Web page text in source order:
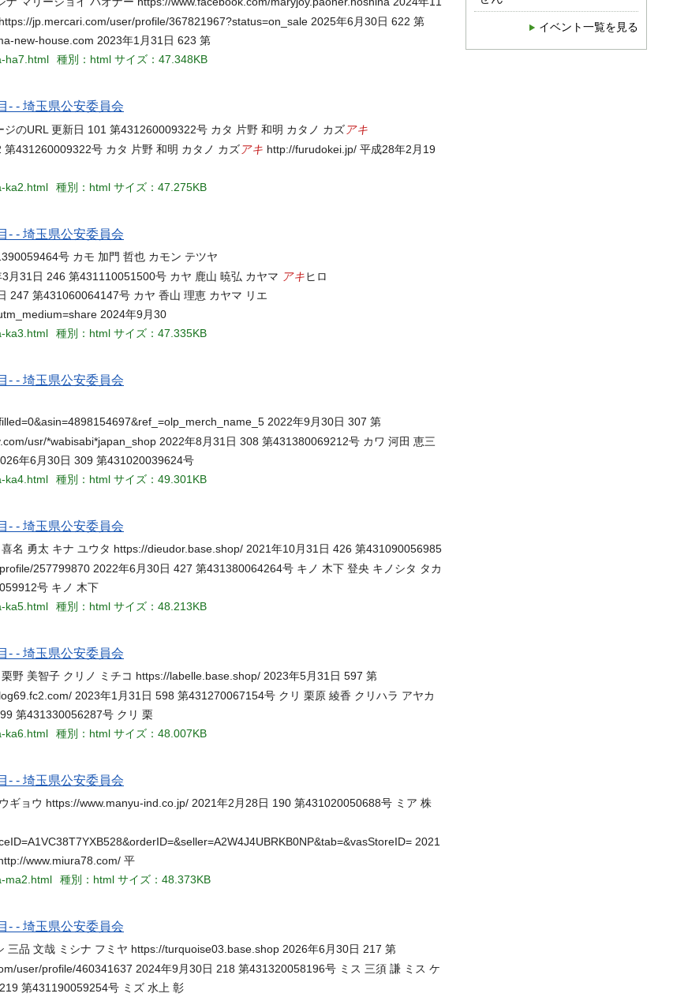
イベント一覧を見る
jp.mercari.com/user/profile/367821967?status=on_sale 2025年6月30日 622 第
new-house.com 2023年1月31日 623 第
ha7.html
種別：html サイズ：47.348KB
- - 埼玉県公安委員会
のURL 更新日 101 第431260009322号 カタ 片野 和明 カタノ カズ アキ
431260009322号 カタ 片野 和明 カタノ カズ アキ http://furudokei.jp/ 平成28年2月19
ka2.html
種別：html サイズ：47.275KB
- - 埼玉県公安委員会
号 カモ 加門 哲也 カモン テツヤ
31日 246 第431110051500号 カヤ 鹿山 暁弘 カヤマ アキ ヒロ
247 第431060064147号 カヤ 香山 理恵 カヤマ リエ
2024年9月30
ka3.html
種別：html サイズ：47.335KB
- - 埼玉県公安委員会
2022年9月30日 307 第
usr/*wabisabi*japan_shop 2022年8月31日 308 第431380069212号 カワ 河田 恵三
年6月30日 309 第431020039624号
ka4.html
種別：html サイズ：49.301KB
- - 埼玉県公安委員会
名 勇太 キナ ユウタ https://dieudor.base.shop/ 2021年10月31日 426 第431090056985
257799870 2022年6月30日 427 第431380064264号 キノ 木下 登央 キノシタ タカ
号 キノ 木下
ka5.html
種別：html サイズ：48.213KB
- - 埼玉県公安委員会
野 美智子 クリノ ミチコ https://labelle.base.shop/ 2023年5月31日 597 第
2023年1月31日 598 第431270067154号 クリ 栗原 綾香 クリハラ アヤカ
第431330056287号 クリ 栗
ka6.html
種別：html サイズ：48.007KB
- - 埼玉県公安委員会
ギョウ https://www.manyu-ind.co.jp/ 2021年2月28日 190 第431020050688号 ミア 株
2021
www.miura78.com/ 平
ma2.html
種別：html サイズ：48.373KB
- - 埼玉県公安委員会
品 文哉 ミシナ フミヤ https://turquoise03.base.shop 2026年6月30日 217 第
user/profile/460341637 2024年9月30日 218 第431320058196号 ミス 三須 謙 ミス ケ
第431190059254号 ミズ 水上 彰